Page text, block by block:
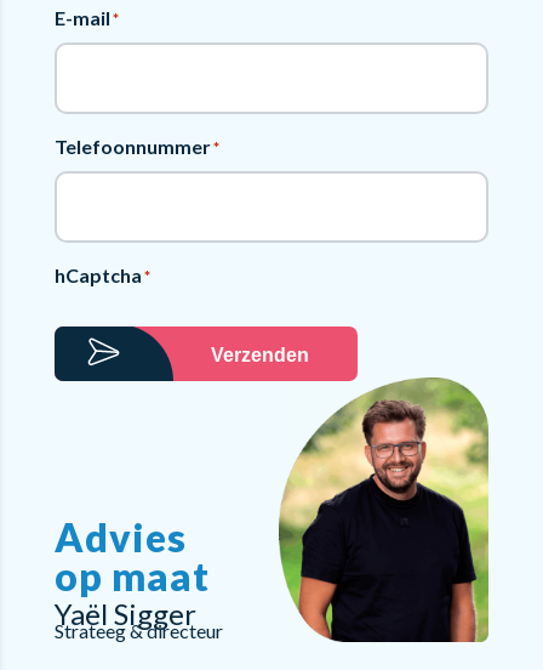
E-mail*
Telefoonnummer*
hCaptcha*
Verzenden
Advies
op maat
Yaël Sigger
Strateeg & directeur